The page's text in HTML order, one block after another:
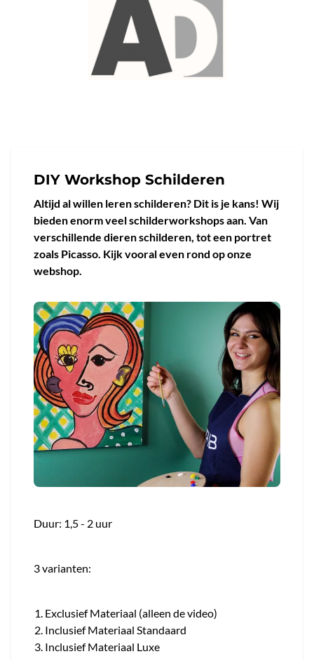
DIY Workshop Schilderen
Altijd al willen leren schilderen? Dit is je kans! Wij
bieden enorm veel schilderworkshops aan. Van
verschillende dieren schilderen, tot een portret
zoals Picasso. Kijk vooral even rond op onze
webshop.
Duur: 1,5 - 2 uur
3 varianten:
Exclusief Materiaal (alleen de video)
Inclusief Materiaal Standaard
Inclusief Materiaal Luxe